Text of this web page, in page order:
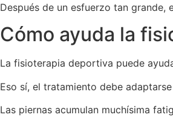
Después de un esfuerzo tan grande,
Cómo ayuda la
La fisioterapia deportiva puede
Eso sí, el tratamiento debe
Las piernas acumulan muchísima